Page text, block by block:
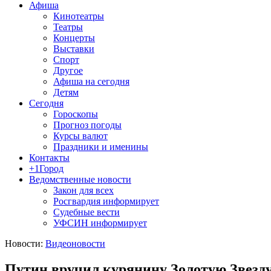
Афиша
Кинотеатры
Театры
Концерты
Выставки
Спорт
Другое
Афиша на сегодня
Детям
Сегодня
Гороскопы
Прогноз погоды
Курсы валют
Праздники и именины
Контакты
+1Город
Ведомственные новости
Закон для всех
Росгвардия информирует
Судебные вести
УФСИН информирует
Новости: Видеоновости